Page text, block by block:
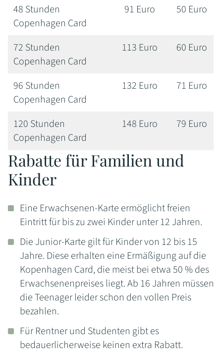
48 Stunden
Copenhagen Card
91 Euro 50 Euro
72 Stunden
Copenhagen Card
113 Euro 60 Euro
96 Stunden
Copenhagen Card
132 Euro 71 Euro
120 Stunden
Copenhagen Card
148 Euro 79 Euro
Rabatte für Familien und
Kinder
Eine Erwachsenen-Karte ermöglicht freien
Eintritt für bis zu zwei Kinder unter 12 Jahren.
Die Junior-Karte gilt für Kinder von 12 bis 15
Jahre. Diese erhalten eine Ermäßigung auf die
Kopenhagen Card, die meist bei etwa 50 % des
Erwachsenenpreises liegt. Ab 16 Jahren müssen
die Teenager leider schon den vollen Preis
bezahlen.
Für Rentner und Studenten gibt es
bedauerlicherweise keinen extra Rabatt.